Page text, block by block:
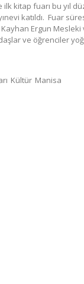
kitap fuarı bu yıl
katıldı. Fuar
Ergun
ve öğrenciler
Kültür Manisa